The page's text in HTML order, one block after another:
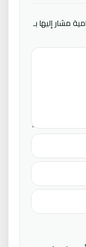
مشار إليها بـ